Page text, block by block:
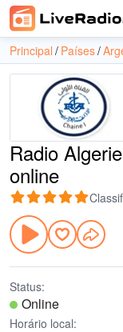
Principal Países
Radio
online
Status:
Online
Horário local: